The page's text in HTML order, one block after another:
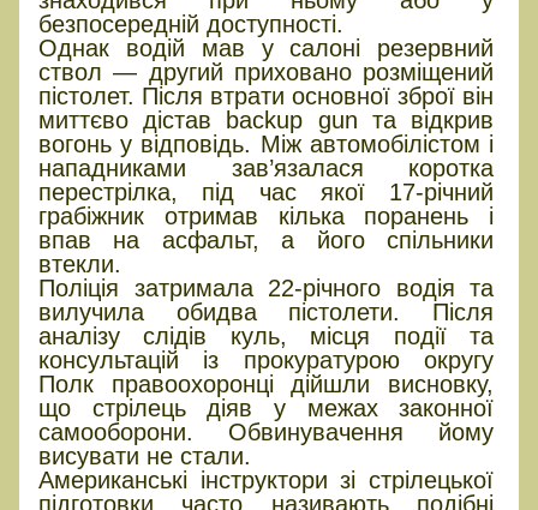
безпосередній доступності.
Однак водій мав у салоні резервний
ствол — другий приховано розміщений
пістолет. Після втрати основної зброї він
миттєво дістав backup gun та відкрив
вогонь у відповідь. Між автомобілістом і
нападниками зав’язалася коротка
перестрілка, під час якої 17-річний
грабіжник отримав кілька поранень і
впав на асфальт, а його спільники
втекли.
Поліція затримала 22-річного водія та
вилучила обидва пістолети. Після
аналізу слідів куль, місця події та
консультацій із прокуратурою округу
Полк правоохоронці дійшли висновку,
що стрілець діяв у межах законної
самооборони. Обвинувачення йому
висувати не стали.
Американські інструктори зі стрілецької
підготовки часто називають подібні